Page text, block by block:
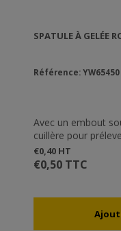
SPATULE À GELÉE
Référence: YW65450
Avec un embout
cuillère pour
€0,40 HT
€0,50 TTC